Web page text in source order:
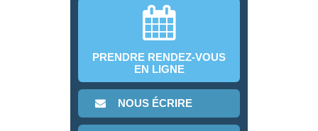
PRENDRE RENDEZ-VOUS
EN LIGNE
NOUS ÉCRIRE